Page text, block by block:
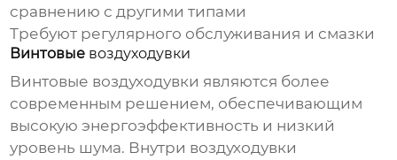
сравнению с другими типами
Требуют регулярного обслуживания и смазки
Винтовые воздуходувки
Винтовые воздуходувки являются более
современным решением, обеспечивающим
высокую энергоэффективность и низкий
уровень шума. Внутри воздуходувки